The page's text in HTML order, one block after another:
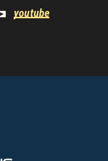
youtube